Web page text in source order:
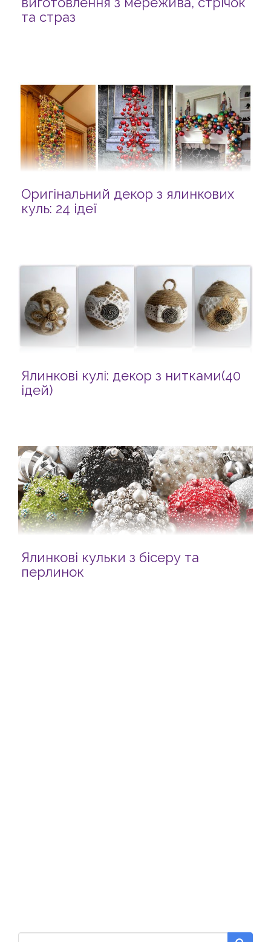
та страз
Оригінальний декор з ялинкових
куль: 24 ідеї
Ялинкові кулі: декор з нитками(40
ідей)
Ялинкові кульки з бісеру та
перлинок